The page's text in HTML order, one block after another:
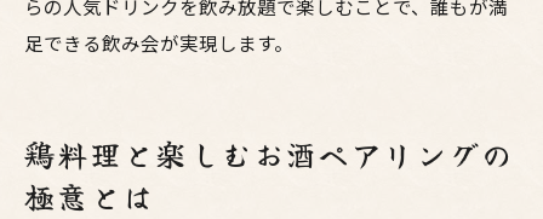
らの人気ドリンクを飲み放題で楽しむことで、誰もが満
足できる飲み会が実現します。
鶏料理と楽しむお酒ペアリングの
極意とは